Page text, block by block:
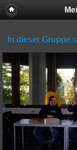
In dieser Gruppe